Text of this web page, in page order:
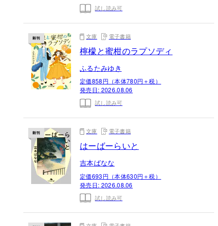
試し読み可
文庫 電子書籍
檸檬と蜜柑のラプソディ
ふるたみゆき
定価858円（本体780円＋税）
発売日: 2026.08.06
試し読み可
文庫 電子書籍
はーばーらいと
吉本ばなな
定価693円（本体630円＋税）
発売日: 2026.08.06
試し読み可